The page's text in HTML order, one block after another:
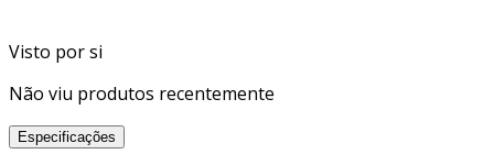
Visto por si
Não viu produtos recentemente
Especificações